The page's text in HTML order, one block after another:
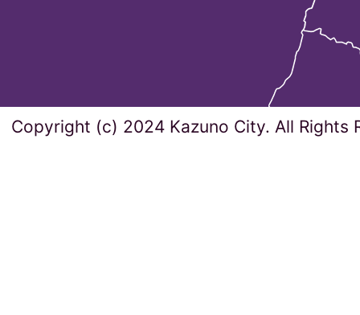
Copyright (c) 2024 Kazuno City. All Rights